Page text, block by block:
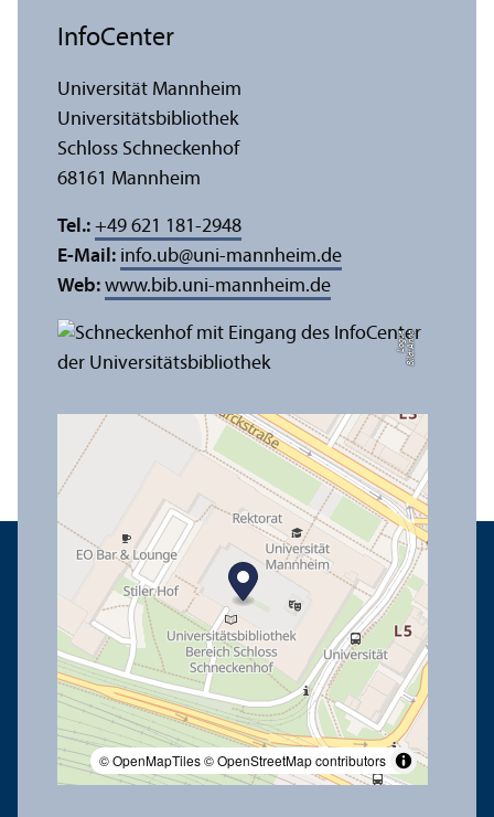
Bil
d:
A
n
n
a
L
o
g
u
e
© OpenMapTiles© OpenStreetMap contributors
InfoCenter
Universität Mannheim
Universitäts­bibliothek
Schloss Schneckenhof
68161 Mannheim
Tel.: +49 621 181-2948
E-Mail: info.ub@uni-mannheim.de
Web: www.bib.uni-mannheim.de